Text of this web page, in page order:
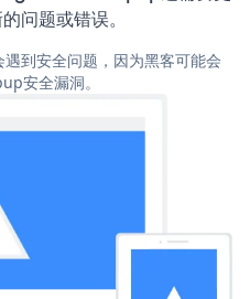
问题或错误。
到安全问题，因为黑客可能会
安全漏洞。